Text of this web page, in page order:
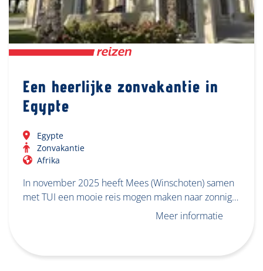
Een heerlijke zonvakantie in
Egypte
Egypte
Zonvakantie
Afrika
In november 2025 heeft Mees (Winschoten) samen
met TUI een mooie reis mogen maken naar zonnig…
Meer informatie